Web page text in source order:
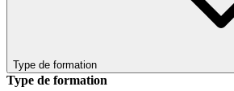
Type de formation
Type de formation